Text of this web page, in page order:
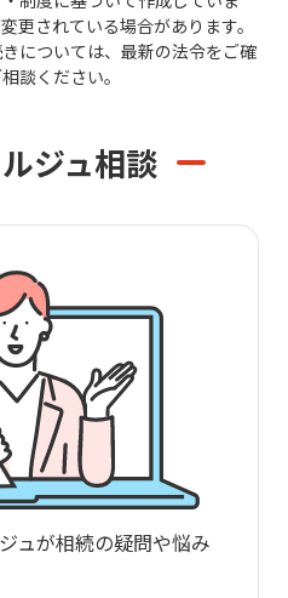
更されている場合があります。
については、最新の法令をご確
談ください。
ジュ相談
ュが相続の疑問や悩み